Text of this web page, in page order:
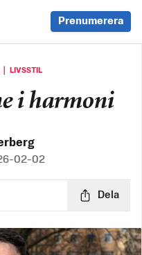
Prenumerera
LIVSSTIL
i harmoni
02-02
Dela